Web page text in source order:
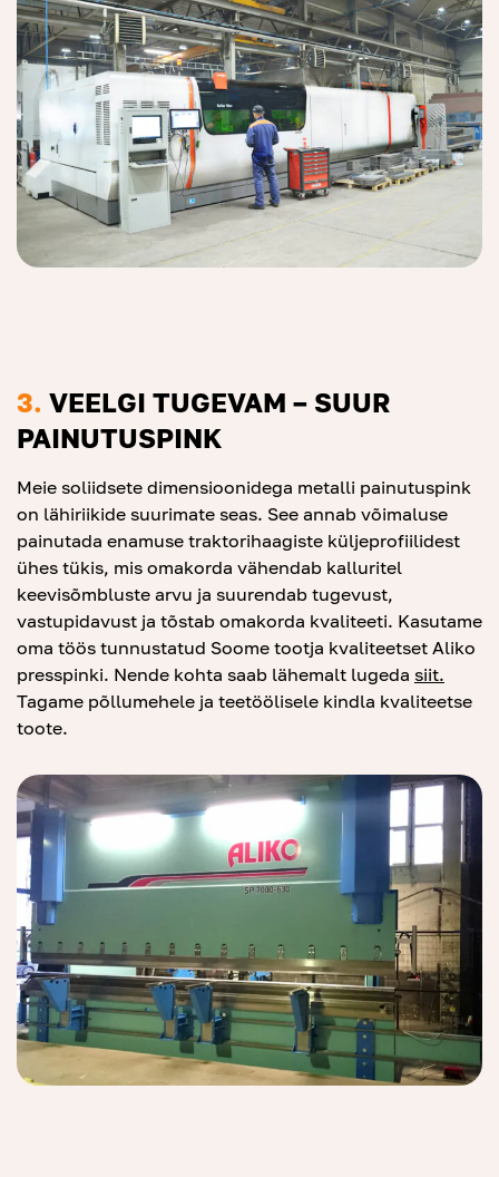
3. VEELGI TUGEVAM – SUUR
PAINUTUSPINK
Meie soliidsete dimensioonidega metalli painutuspink
on lähiriikide suurimate seas. See annab võimaluse
painutada enamuse traktorihaagiste küljeprofiilidest
ühes tükis, mis omakorda vähendab kalluritel
keevisõmbluste arvu ja suurendab tugevust,
vastupidavust ja tõstab omakorda kvaliteeti. Kasutame
oma töös tunnustatud Soome tootja kvaliteetset Aliko
presspinki. Nende kohta saab lähemalt lugeda siit.
Tagame põllumehele ja teetöölisele kindla kvaliteetse
toote.